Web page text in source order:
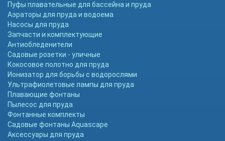
Пуфы плавательные для бассейна и пруда
Аэраторы для пруда и водоема
Насосы для пруда
Запчасти и комплектующие
Антиобледенители
Садовые розетки - уличные
Кокосовое полотно для пруда
Ионизатор для борьбы с водорослями
Ультрафиолетовые лампы для пруда
Плавающие фонтаны
Пылесос для пруда
Фонтанные комплекты
Садовые фонтаны Aquascape
Аксессуары для пруда